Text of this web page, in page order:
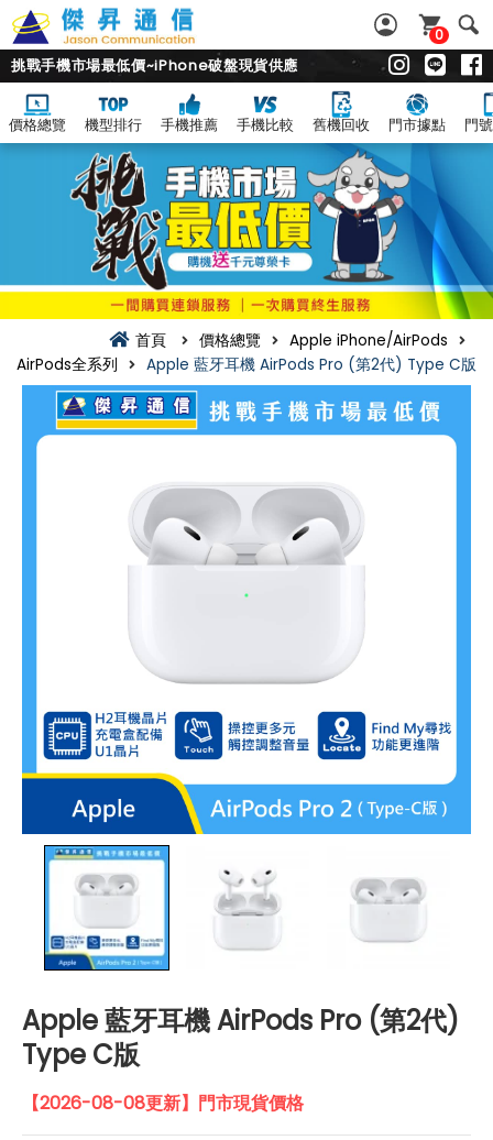
0
挑戰手機市場最低價~iPhone破盤現貨供應
價格總覽 機型排行 手機推薦 手機比較 舊機回收 門市據點 門
首頁 價格總覽
Apple iPhone/AirPods
AirPods全系列
Apple 藍牙耳機 AirPods Pro (第2代) Type C版
Apple 藍牙耳機 AirPods Pro (第2代)
Type C版
【2026-08-08更新】門市現貨價格